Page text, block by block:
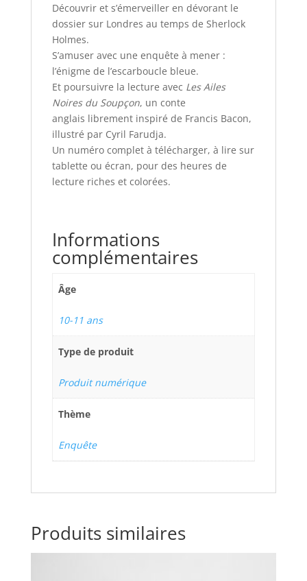
Découvrir et s’émerveiller en dévorant le
dossier sur Londres au temps de Sherlock
Holmes.
S’amuser avec une enquête à mener :
l’énigme de l’escarboucle bleue.
Et poursuivre la lecture avec Les Ailes
Noires du Soupçon, un conte
anglais librement inspiré de Francis Bacon,
illustré par Cyril Farudja.
Un numéro complet à télécharger, à lire sur
tablette ou écran, pour des heures de
lecture riches et colorées.
Informations
complémentaires
Âge
10-11 ans
Type de produit
Produit numérique
Thème
Enquête
Produits similaires